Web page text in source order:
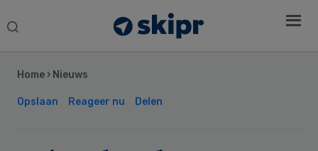
Search
Home › Nieuws
Opslaan Reageer nu Delen
Sidebar